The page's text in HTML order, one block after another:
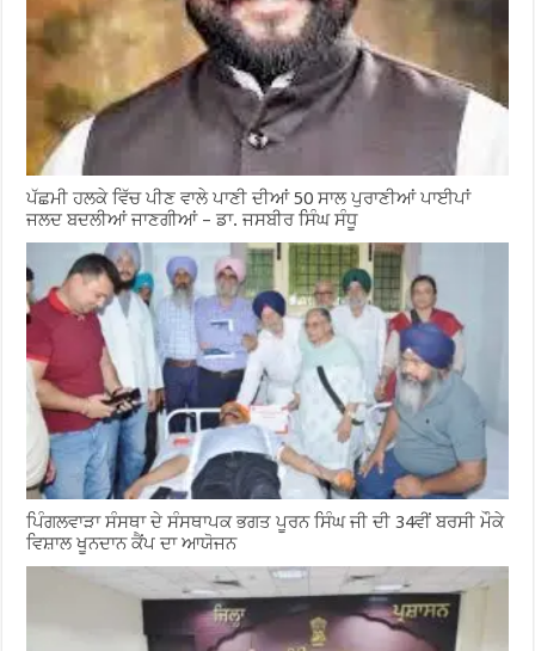
ਪੱਛਮੀ ਹਲਕੇ ਵਿੱਚ ਪੀਣ ਵਾਲੇ ਪਾਣੀ ਦੀਆਂ 50 ਸਾਲ ਪੁਰਾਣੀਆਂ ਪਾਈਪਾਂ
ਜਲਦ ਬਦਲੀਆਂ ਜਾਣਗੀਆਂ – ਡਾ. ਜਸਬੀਰ ਸਿੰਘ ਸੰਧੂ
ਪਿੰਗਲਵਾੜਾ ਸੰਸਥਾ ਦੇ ਸੰਸਥਾਪਕ ਭਗਤ ਪੂਰਨ ਸਿੰਘ ਜੀ ਦੀ 34ਵੀਂ ਬਰਸੀ ਮੌਕੇ
ਵਿਸ਼ਾਲ ਖੂਨਦਾਨ ਕੈਂਪ ਦਾ ਆਯੋਜਨ